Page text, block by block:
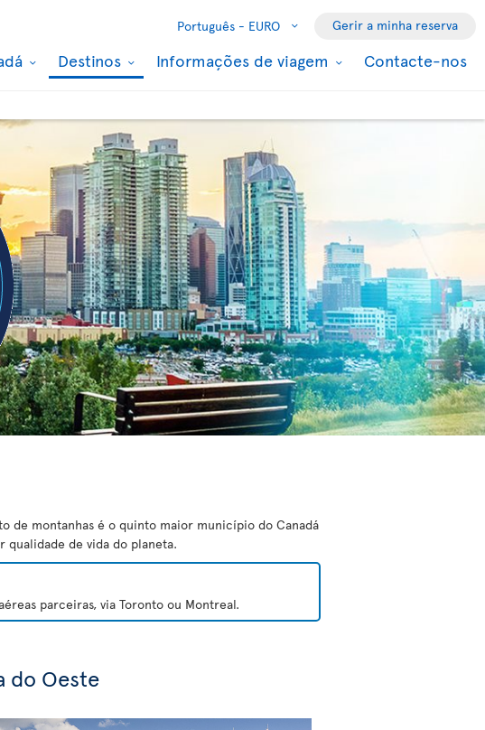
Português - EURO Gerir a minha reserva
Destinos Informações de viagem Contacte-nos
de montanhas é o quinto maior município do Canadá
qualidade de vida do planeta.
parceiras, via Toronto ou Montreal.
do Oeste